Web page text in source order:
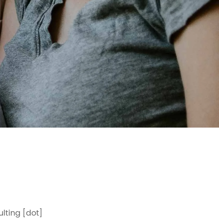
[dot]